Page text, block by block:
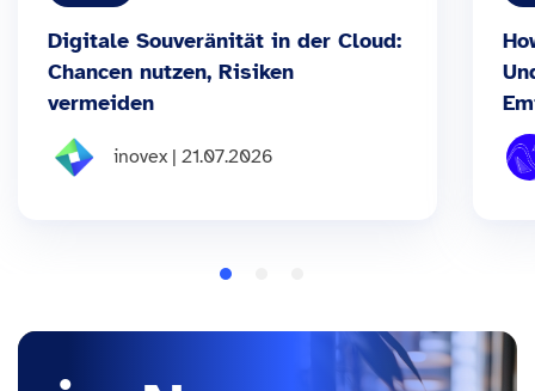
Digitale Souveränität in der Cloud:
Chancen nutzen, Risiken
vermeiden
inovex | 21.07.2026